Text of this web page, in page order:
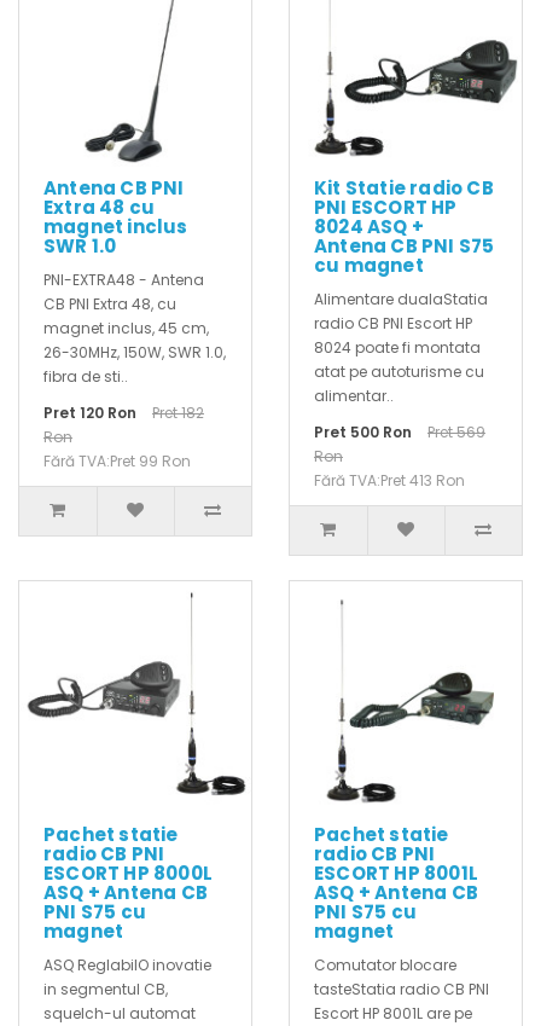
Antena CB PNI
Extra 48 cu
magnet inclus
SWR 1.0
PNI-EXTRA48 - Antena
CB PNI Extra 48, cu
magnet inclus, 45 cm,
26-30MHz, 150W, SWR 1.0,
fibra de sti..
Pret 120 Ron
Pret 182
Ron
Fără TVA:Pret 99 Ron
Kit Statie radio CB
PNI ESCORT HP
8024 ASQ +
Antena CB PNI S75
cu magnet
Alimentare dualaStatia
radio CB PNI Escort HP
8024 poate fi montata
atat pe autoturisme cu
alimentar..
Pret 500 Ron
Pret 569
Ron
Fără TVA:Pret 413 Ron
Pachet statie
radio CB PNI
ESCORT HP 8000L
ASQ + Antena CB
PNI S75 cu
magnet
ASQ ReglabilO inovatie
in segmentul CB,
squelch-ul automat
Pachet statie
radio CB PNI
ESCORT HP 8001L
ASQ + Antena CB
PNI S75 cu
magnet
Comutator blocare
tasteStatia radio CB PNI
Escort HP 8001L are pe